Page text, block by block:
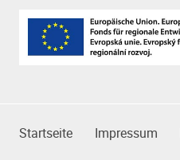
Partner
Das Kleingedruckte
Startseite Impressum